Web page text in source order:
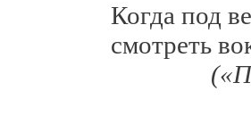
Когда под
смотреть